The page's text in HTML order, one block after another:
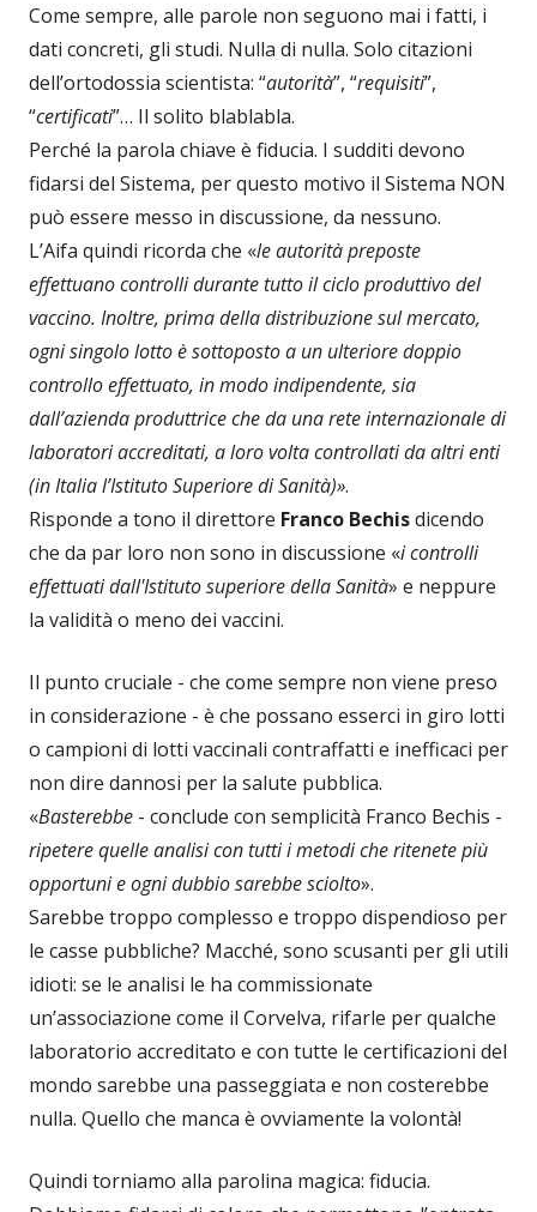
Come sempre, alle parole non seguono mai i fatti, i
dati concreti, gli studi. Nulla di nulla. Solo citazioni
dell’ortodossia scientista: “autorità”, “requisiti”,
“certificati”… Il solito blablabla.
Perché la parola chiave è fiducia. I sudditi devono
fidarsi del Sistema, per questo motivo il Sistema NON
può essere messo in discussione, da nessuno.
L’Aifa quindi ricorda che «le autorità preposte
effettuano controlli durante tutto il ciclo produttivo del
vaccino. Inoltre, prima della distribuzione sul mercato,
ogni singolo lotto è sottoposto a un ulteriore doppio
controllo effettuato, in modo indipendente, sia
dall’azienda produttrice che da una rete internazionale di
laboratori accreditati, a loro volta controllati da altri enti
(in Italia l’Istituto Superiore di Sanità)».
Risponde a tono il direttore Franco Bechisdicendo
che da par loro non sono in discussione «i controlli
effettuati dall'Istituto superiore della Sanità» e neppure
la validità o meno dei vaccini.
Il punto cruciale - che come sempre non viene preso
in considerazione - è che possano esserci in giro lotti
o campioni di lotti vaccinali contraffatti e inefficaci per
non dire dannosi per la salute pubblica.
«Basterebbe - conclude con semplicità Franco Bechis -
ripetere quelle analisi con tutti i metodi che ritenete più
opportuni e ogni dubbio sarebbe sciolto».
Sarebbe troppo complesso e troppo dispendioso per
le casse pubbliche? Macché, sono scusanti per gli utili
idioti: se le analisi le ha commissionate
un’associazione come il Corvelva, rifarle per qualche
laboratorio accreditato e con tutte le certificazioni del
mondo sarebbe una passeggiata e non costerebbe
nulla. Quello che manca è ovviamente la volontà!
Quindi torniamo alla parolina magica: fiducia.